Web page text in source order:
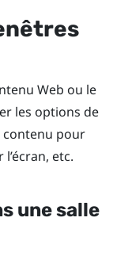
Web ou le
les options de
contenu pour
etc.
une salle